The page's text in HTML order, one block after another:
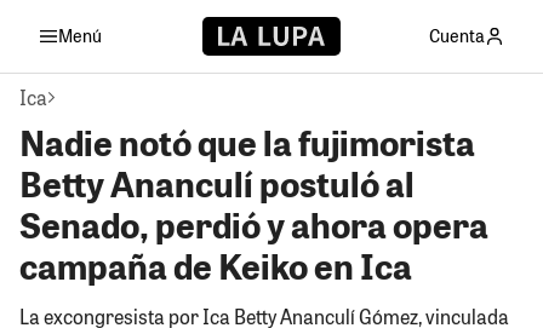
Menú Cuenta
Ica
Nadie notó que la fujimorista
Betty Ananculí postuló al
Senado, perdió y ahora opera
campaña de Keiko en Ica
La excongresista por Ica Betty Ananculí Gómez, vinculada